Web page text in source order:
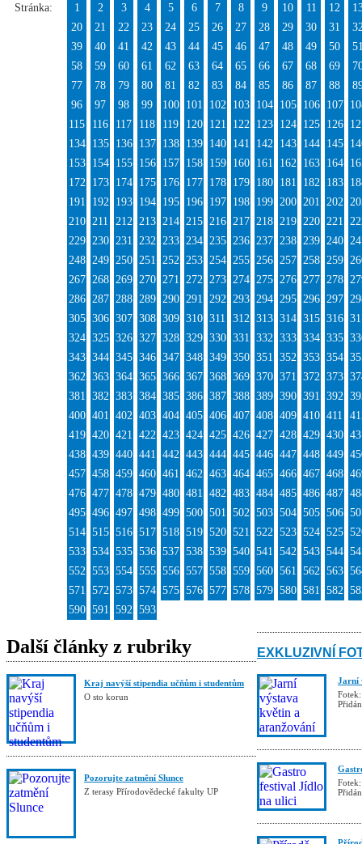
Stránka: 1 2 3 4 5 6 7 8 9 10 11 12
20
21 22 23 24 25 26 27 28 29 30 31
39
40 41 42 43 44 45 46 47 48 49 50
58
59 60 61 62 63 64 65 66 67 68 69
77
78 79 80 81 82 83 84 85 86 87 88
96
97 98 99 100 101 102 103 104 105 106 107
115
116 117 118 119 120 121 122 123 124 125 126
134
135 136 137 138 139 140 141 142 143 144 145
153
154 155 156 157 158 159 160 161 162 163 164
172
173 174 175 176 177 178 179 180 181 182 183
191
192 193 194 195 196 197 198 199 200 201 202
210 211 212 213 214 215 216 217 218 219 220 221
229 230 231 232 233 234 235 236 237 238 239 240
248 249 250 251 252 253 254 255 256 257 258 259
267 268 269 270 271 272 273 274 275 276 277 278
286 287 288 289 290 291 292 293 294 295 296 297
305 306 307 308 309 310 311 312 313 314 315 316
324 325 326 327 328 329 330 331 332 333 334 335
343 344 345 346 347 348 349 350 351 352 353 354
362 363 364 365 366 367 368 369 370 371 372 373
381 382 383 384 385 386 387 388 389 390 391 392
400 401 402 403 404 405 406 407 408 409 410 411
419 420 421 422 423 424 425 426 427 428 429 430
438 439 440 441 442 443 444 445 446 447 448 449
457 458 459 460 461 462 463 464 465 466 467 468
476 477 478 479 480 481 482 483 484 485 486 487
495 496 497 498 499 500 501 502 503 504 505 506
514 515 516 517 518 519 520 521 522 523 524 525
533 534 535 536 537 538 539 540 541 542 543 544
552 553 554 555 556 557 558 559 560 561 562 563
571 572 573 574 575 576 577 578 579 580 581 582
590 591 592 593
Další články z rubriky
Kraj navýší stipendia učňům i studentům
O sto korun
Pozorujte zatmění Slunce
Z terasy Přírodovědecké fakulty UP
EXKLUZIVNÍ
Jarní